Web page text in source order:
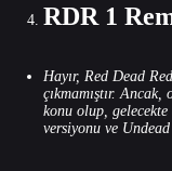
RDR 1
Hayır, Red Dead
çıkmamıştır.
konu olup, gelecekte
versiyonu ve